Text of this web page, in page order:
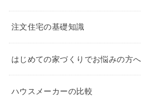
注文住宅の基礎知識
はじめての家づくりでお悩みの方へ
ハウスメーカーの比較